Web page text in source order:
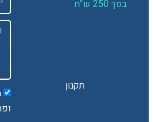
Message
מאשר/
ופרסומים